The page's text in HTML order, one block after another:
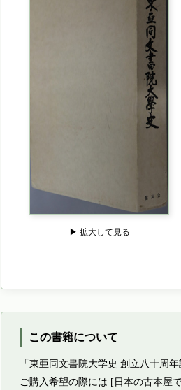
▶ 拡大して見る
この書籍について
「東亜同文書院大学史 創立八十周
ご購入希望の際には [日本の古本屋